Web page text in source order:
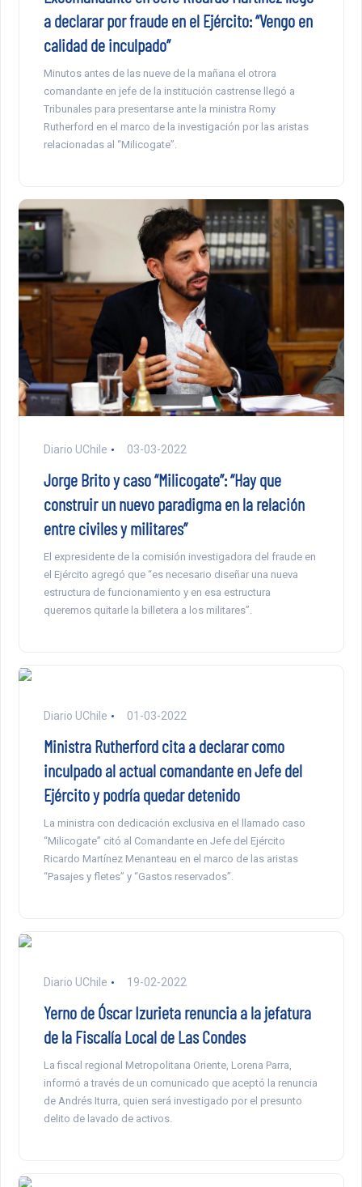
a declarar por fraude en el Ejército: “Vengo en
calidad de inculpado”
Minutos antes de las nueve de la mañana el otrora
comandante en jefe de la institución castrense llegó a
Tribunales para presentarse ante la ministra Romy
Rutherford en el marco de la investigación por las aristas
relacionadas al “Milicogate”.
Diario UChile 03-03-2022
Jorge Brito y caso “Milicogate”: “Hay que
construir un nuevo paradigma en la relación
entre civiles y militares”
El expresidente de la comisión investigadora del fraude en
el Ejército agregó que “es necesario diseñar una nueva
estructura de funcionamiento y en esa estructura
queremos quitarle la billetera a los militares”.
Diario UChile 01-03-2022
Ministra Rutherford cita a declarar como
inculpado al actual comandante en Jefe del
Ejército y podría quedar detenido
La ministra con dedicación exclusiva en el llamado caso
“Milicogate” citó al Comandante en Jefe del Ejército
Ricardo Martínez Menanteau en el marco de las aristas
“Pasajes y fletes” y “Gastos reservados”.
Diario UChile 19-02-2022
Yerno de Óscar Izurieta renuncia a la jefatura
de la Fiscalía Local de Las Condes
La fiscal regional Metropolitana Oriente, Lorena Parra,
informó a través de un comunicado que aceptó la renuncia
de Andrés Iturra, quien será investigado por el presunto
delito de lavado de activos.